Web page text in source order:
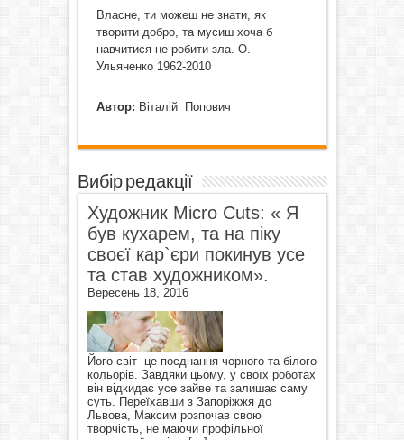
Власне, ти можеш не знати, як
творити добро, та мусиш хоча б
навчитися не робити зла. О.
Ульяненко 1962-2010
Автор: Віталій Попович
Вибір редакції
Художник Micro Cuts: « Я
був кухарем, та на піку
своєї кар`єри покинув усе
та став художником».
Вересень 18, 2016
Його світ- це поєднання чорного та білого
кольорів. Завдяки цьому, у своїх роботах
він відкидає усе зайве та залишає саму
суть. Переїхавши з Запоріжжя до
Львова, Максим розпочав свою
творчість, не маючи профільної